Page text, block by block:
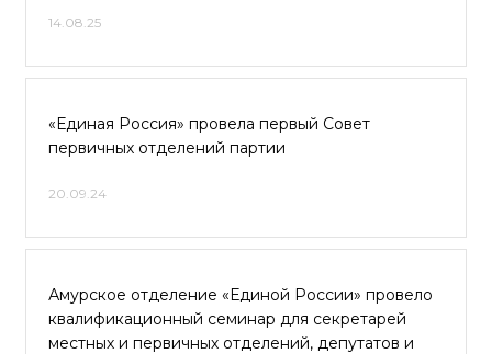
14.08.25
«Единая Россия» провела первый Совет
первичных отделений партии
20.09.24
Амурское отделение «Единой России» провело
квалификационный семинар для секретарей
местных и первичных отделений, депутатов и